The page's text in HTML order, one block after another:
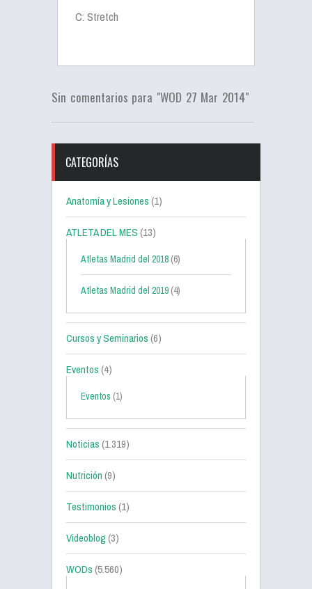
C: Stretch
Sin comentarios para "WOD 27 Mar 2014"
CATEGORÍAS
Anatomía y Lesiones(1)
ATLETA DEL MES(13)
Atletas Madrid del 2018 (6)
Atletas Madrid del 2019 (4)
Cursos y Seminarios(6)
Eventos(4)
Eventos (1)
Noticias(1.319)
Nutrición(9)
Testimonios(1)
Videoblog(3)
WODs(5.560)